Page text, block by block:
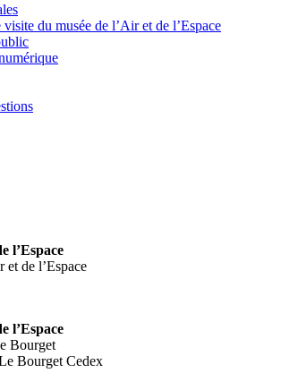
du musée de l’Air et de l’Espace
l’Espace
et de l’Espace
l’Espace
Bourget
Bourget Cedex